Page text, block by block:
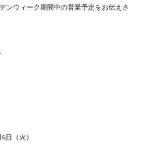
ンウィーク期間中の営業予定をお伝えさ
日（火）